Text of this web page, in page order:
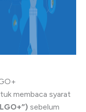
membaca syarat
sebelum